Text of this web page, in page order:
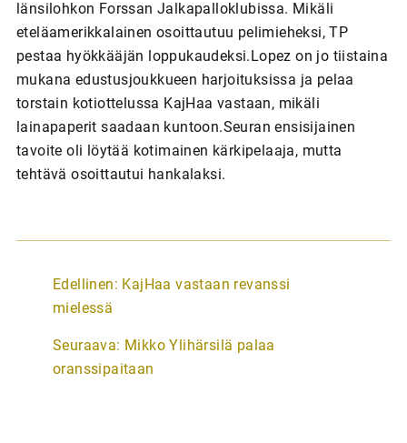
länsilohkon Forssan Jalkapalloklubissa. Mikäli
eteläamerikkalainen osoittautuu pelimieheksi, TP
pestaa hyökkääjän loppukaudeksi.Lopez on jo tiistaina
mukana edustusjoukkueen harjoituksissa ja pelaa
torstain kotiottelussa KajHaa vastaan, mikäli
lainapaperit saadaan kuntoon.Seuran ensisijainen
tavoite oli löytää kotimainen kärkipelaaja, mutta
tehtävä osoittautui hankalaksi.
A
r
i
Edellinen: KajHaa vastaan revanssi
mielessä
Seuraava: Mikko Ylihärsilä palaa
oranssipaitaan